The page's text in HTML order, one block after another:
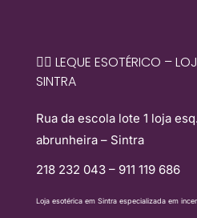
🧙‍♀️ LEQUE ESOTÉRICO –
SINTRA
Rua da escola lote 1 loja
abrunheira – Sintra
218 232 043 – 911 119 686
Loja esotérica em Sintra especializada em